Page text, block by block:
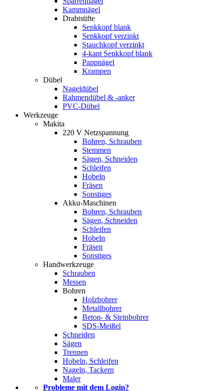
Kammnägel
Drahtstifte
Senkkopf blank
Senkkopf verzinkt
Stauchkopf verzinkt
4-kant Senkkopf blank
Pappnägel
Krampen
Dübel
Nageldübel
Rahmendübel & -anker
PVC-Dübel
Werkzeuge
Makita
220 V Netzspannung
Bohren, Schrauben
Stemmen
Sägen, Schneiden
Schleifen
Hobeln
Fräsen
Sonstiges
Akku-Maschinen
Bohren, Schrauben
Sägen, Schneiden
Schleifen
Hobeln
Fräsen
Sonstiges
Handwerkzeuge
Schrauben
Messen
Bohren
Holzbohrer
Metallbohrer
Beton- & Steinbohrer
SDS-Meißel
Schneiden
Sägen
Trennen
Hobeln, Schleifen
Nageln, Tackern
Maler
Probleme mit dem Login?